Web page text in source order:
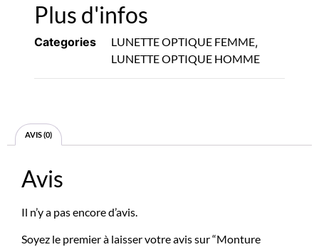
Plus d'infos
Categories LUNETTE OPTIQUE FEMME,
LUNETTE OPTIQUE HOMME
AVIS (0)
Avis
Il n’y a pas encore d’avis.
Soyez le premier à laisser votre avis sur “Monture